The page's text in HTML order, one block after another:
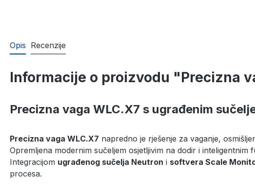
Opis Recenzije
Informacije o proizvodu "Precizna
Precizna vaga WLC.X7 s ugrađenim
Precizna vaga WLC.X7 napredno je rješenje za vaganje,
Opremljena modernim sučeljem osjetljivim na dodir i
Integracijom ugrađenog sučelja Neutron i softvera Scale
procesa.